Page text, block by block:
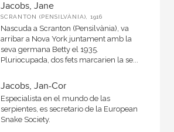
Jacobs, Jane
SCRANTON (PENSILVÀNIA), 1916
Nascuda a Scranton (Pensilvània), va
arribar a Nova York juntament amb la
seva germana Betty el 1935.
Pluriocupada, dos fets marcarien la se...
Jacobs, Jan-Cor
Especialista en el mundo de las
serpientes, es secretario de la European
Snake Society.